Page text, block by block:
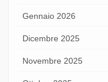
Gennaio 2026
Dicembre 2025
Novembre 2025